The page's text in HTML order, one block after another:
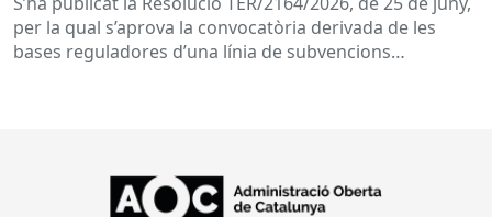
per la qual s’aprova la convocatòria derivada de les
bases reguladores d’una línia de subvencions